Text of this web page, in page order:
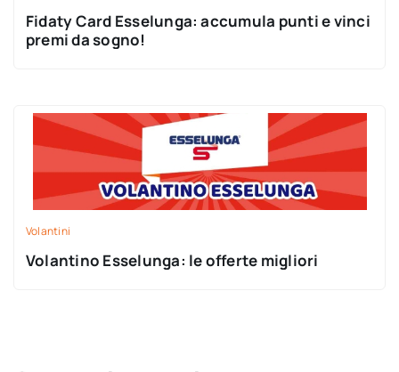
Fidaty Card Esselunga: accumula punti e vinci
premi da sogno!
Volantini
Volantino Esselunga: le offerte migliori